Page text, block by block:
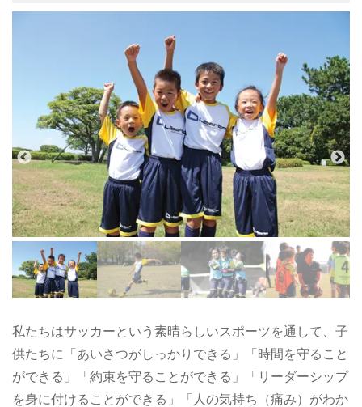
私たちはサッカーという素晴らしいスポーツを通して、子
供たちに「あいさつがしっかりできる」「時間を守ること
ができる」「約束を守ることができる」「リーダーシップ
を身に付けることができる」「人の気持ち（痛み）がわか